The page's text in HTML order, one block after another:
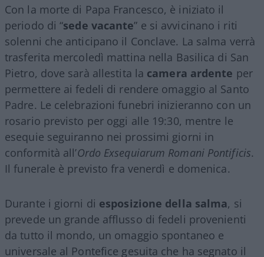
Con la morte di Papa Francesco, è iniziato il
periodo di “sede vacante” e si avvicinano i riti
solenni che anticipano il Conclave. La salma verrà
trasferita mercoledì mattina nella Basilica di San
Pietro, dove sarà allestita la camera ardente per
permettere ai fedeli di rendere omaggio al Santo
Padre. Le celebrazioni funebri inizieranno con un
rosario previsto per oggi alle 19:30, mentre le
esequie seguiranno nei prossimi giorni in
conformità all’Ordo Exsequiarum Romani Pontificis.
Il funerale è previsto fra venerdì e domenica.
Durante i giorni di esposizione della salma, si
prevede un grande afflusso di fedeli provenienti
da tutto il mondo, un omaggio spontaneo e
universale al Pontefice gesuita che ha segnato il